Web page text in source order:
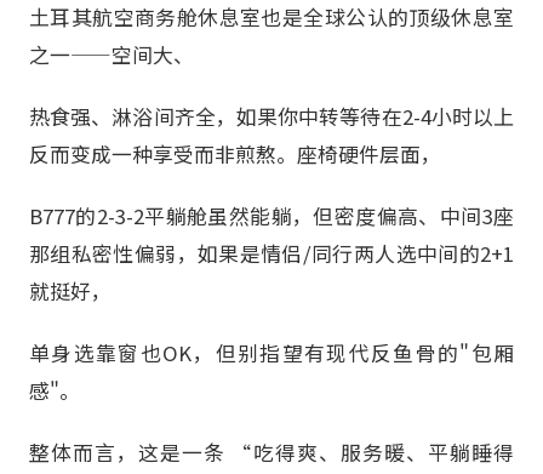
土耳其航空商务舱休息室也是全球公认的顶级休息室
之一——空间大、
热食强、淋浴间齐全，如果你中转等待在2-4小时以上
反而变成一种享受而非煎熬。座椅硬件层面，
B777的2-3-2平躺舱虽然能躺，但密度偏高、中间3座
那组私密性偏弱，如果是情侣/同行两人选中间的2+1
就挺好，
单身选靠窗也OK，但别指望有现代反鱼骨的"包厢
感"。
整体而言，这是一条 “吃得爽、服务暖、平躺睡得